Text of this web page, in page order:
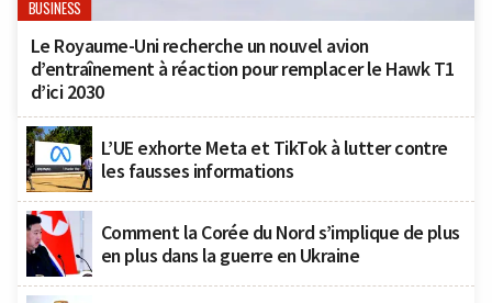
BUSINESS
Le Royaume-Uni recherche un nouvel avion
d’entraînement à réaction pour remplacer le Hawk T1
d’ici 2030
L’UE exhorte Meta et TikTok à lutter contre
les fausses informations
Comment la Corée du Nord s’implique de plus
en plus dans la guerre en Ukraine